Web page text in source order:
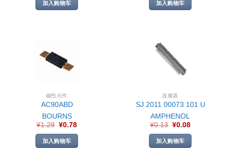
加入购物车 加入购物车
磁性元件
AC90ABD
BOURNS
¥1.29 ¥0.78
加入购物车
连接器
SJ 2011 00073 101 U
AMPHENOL
¥0.13 ¥0.08
加入购物车